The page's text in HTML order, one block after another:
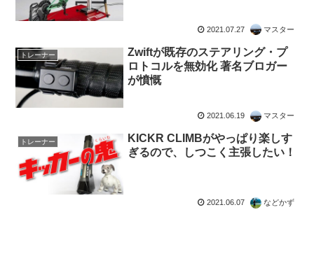
2021.07.27 マスター
トレーナー
Zwiftが既存のステアリング・プ
ロトコルを無効化 著名ブロガー
が憤慨
2021.06.19 マスター
トレーナー
KICKR CLIMBがやっぱり楽しす
ぎるので、しつこく主張したい！
2021.06.07 などかず